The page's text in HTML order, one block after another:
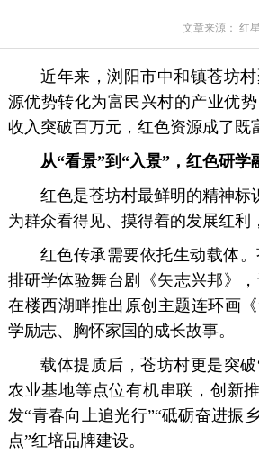
文章来源： 红
近年来，浏阳市中和镇苍坊
源优势转化为富民兴村的产业优
收入突破百万元，红色资源成了既
从“看景”到“入景”，红色研学
红色是苍坊村最鲜明的精神标
为群众看得见、摸得着的发展红利
红色传承需要依托生动载体
排研学体验舞台剧《矢志兴邦》
在楼西湖畔推出原创主题连环画
学励志、胸怀家国的成长故事。
载体提质后，苍坊村更是突
农业基地等点位有机串联，创新
发“青春向上追光行”“砥砺奋进振
点”红培品牌建设。